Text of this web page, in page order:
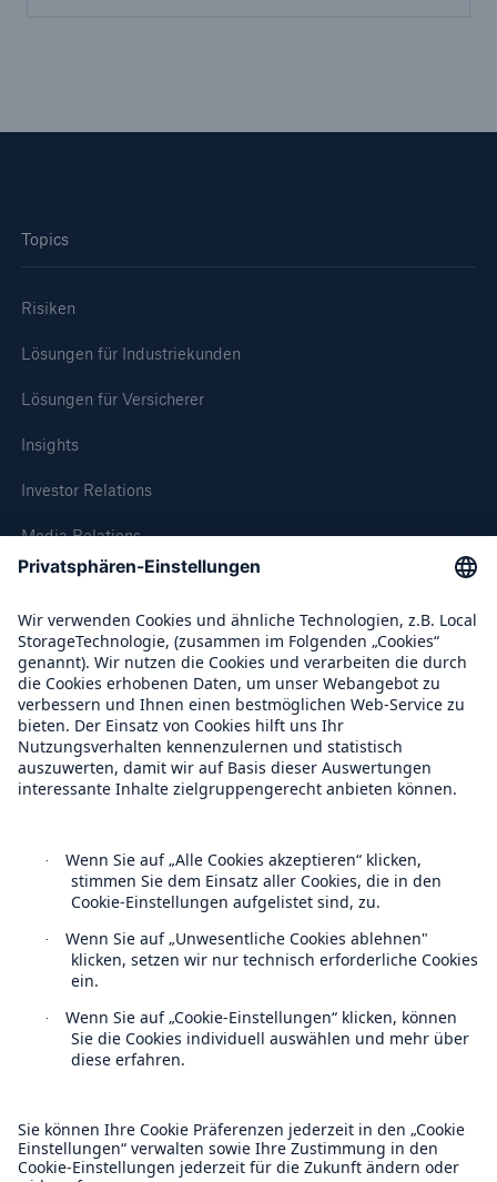
Topics
Risiken
Lösungen für Industriekunden
Lösungen für Versicherer
Insights
Investor Relations
Media Relations
Compliance
Über Munich Re
Munich Re Weltweit
Datenschutz
Rechtliche Hinweise